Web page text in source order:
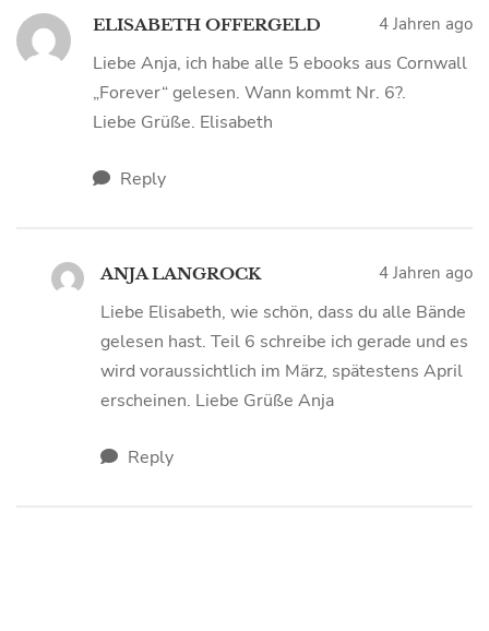
ELISABETH OFFERGELD 4 Jahren ago
Liebe Anja, ich habe alle 5 ebooks aus Cornwall
„Forever“ gelesen. Wann kommt Nr. 6?.
Liebe Grüße. Elisabeth
Reply
ANJA LANGROCK 4 Jahren ago
Liebe Elisabeth, wie schön, dass du alle Bände
gelesen hast. Teil 6 schreibe ich gerade und es
wird voraussichtlich im März, spätestens April
erscheinen. Liebe Grüße Anja
Reply